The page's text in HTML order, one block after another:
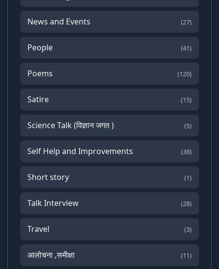
News and Events (27)
People (41)
Poems (120)
Satire (15)
Science Talk (विज्ञान जगत ) (5)
Self Help and Improvements (38)
Short story (1)
Talk Interview (28)
Travel (3)
आलोचना ,समीक्षा (11)